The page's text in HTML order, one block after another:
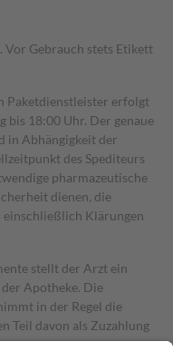
Gebrauch stets Etikett
Paketdienstleister erfolgt
bis 18:00 Uhr. Der genaue
in Abhängigkeit der
des Spediteurs
pharmazeutische
dienen, die
Klärungen
stellt der Arzt ein
Apotheke. Die
in der Regel die
Teil davon als Zuzahlung